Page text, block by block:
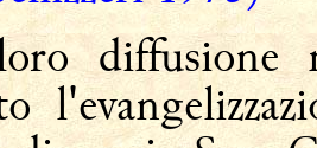
diffusione